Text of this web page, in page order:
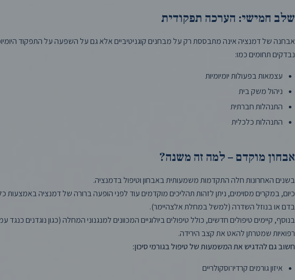
שלב חמישי: הערכה תפקודית
אבחנה של דמנציה אינה מתבססת רק על מבחנים קוגניטיביים אלא גם על השפעה על התפקוד
נבדקים תחומים כמו:
עצמאות בפעולות יומיומיות
ניהול משק בית
התנהלות חברתית
התנהלות כלכלית
אבחון מוקדם – למה זה משנה?
בשנים האחרונות חלה התקדמות משמעותית באבחון וטיפול בדמנציה.
כיום, במקרים מסוימים, ניתן לזהות תהליכים מוקדמים עוד לפני הופעה ברורה של דמנציה באמצעות
בדם או בנוזל השדרה (למשל במחלת אלצהיימר).
בנוסף, קיימים טיפולים חדשים, כולל טיפולים ביולוגיים המכוונים למנגנוני המחלה (כגון נוגדנים כנגד
רפואיות שמטרתן להאט את קצב הירידה.
חשוב גם להדגיש את המשמעות של טיפול בגורמי סיכון:
איזון גורמים קרדיו־וסקולריים